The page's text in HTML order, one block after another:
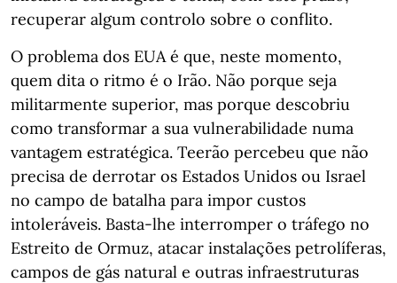
recuperar algum controlo sobre o conflito.
O problema dos EUA é que, neste momento,
quem dita o ritmo é o Irão. Não porque seja
militarmente superior, mas porque descobriu
como transformar a sua vulnerabilidade numa
vantagem estratégica. Teerão percebeu que não
precisa de derrotar os Estados Unidos ou Israel
no campo de batalha para impor custos
intoleráveis. Basta-lhe interromper o tráfego no
Estreito de Ormuz, atacar instalações petrolíferas,
campos de gás natural e outras infraestruturas